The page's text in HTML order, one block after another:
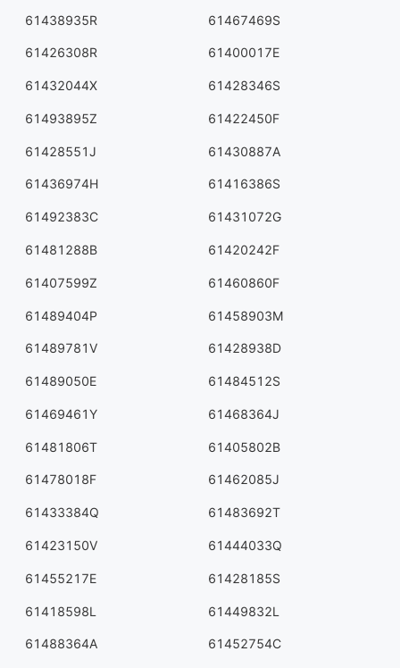
61438935R 61467469S
61426308R 61400017E
61432044X 61428346S
61493895Z 61422450F
61428551J 61430887A
61436974H 61416386S
61492383C 61431072G
61481288B 61420242F
61407599Z 61460860F
61489404P 61458903M
61489781V 61428938D
61489050E 61484512S
61469461Y 61468364J
61481806T 61405802B
61478018F 61462085J
61433384Q 61483692T
61423150V 61444033Q
61455217E 61428185S
61418598L 61449832L
61488364A 61452754C